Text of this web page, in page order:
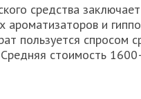
средства
ароматизаторов и
пользуется спросом
Средняя стоимость